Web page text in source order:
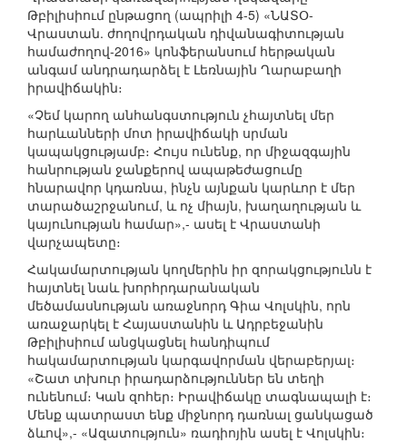
Թբիլիսիում ընթացող (ապրիլի 4-5) «ՆԱՏՕ-
Վրաստան. ժողովրդական դիվանագիտության
համաժողով-2016» կոնֆերանսում հերթական
անգամ անդրադարձել է Լեռնային Ղարաբաղի
իրավիճակին։
«Չեմ կարող անհանգստություն չհայտնել մեր
հարևանների մոտ իրավիճակի սրման
կապակցությամբ։ Հույս ունենք, որ միջազգային
հանրության ջանքերով ապաթեժացումը
հնարավոր կդառնա, ինչն այնքան կարևոր է մեր
տարածաշրջանում, և ոչ միայն, խաղաղության և
կայունության համար»,- ասել է Վրաստանի
վարչապետը։
Հակամարտության կողմերին իր զորակցությունն է
հայտնել նաև խորհրդարանական
մեծամասնության առաջնորդ Գիա Վոլսկին, որն
առաջարկել է Հայաստանին և Ադրբեջանին
Թբիլիսիում անցկացնել հանդիպում
հակամարտության կարգավորման վերաբերյալ։
«Շատ տխուր իրադարձություններ են տեղի
ունենում։ Կան զոհեր։ Իրավիճակը տագնապալի է։
Մենք պատրաստ ենք միջնորդ դառնալ ցանկացած
ձևով»,- «Ազատություն» ռադիոյին ասել է Վոլսկին։